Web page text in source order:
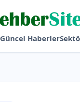
Güncel Haberler